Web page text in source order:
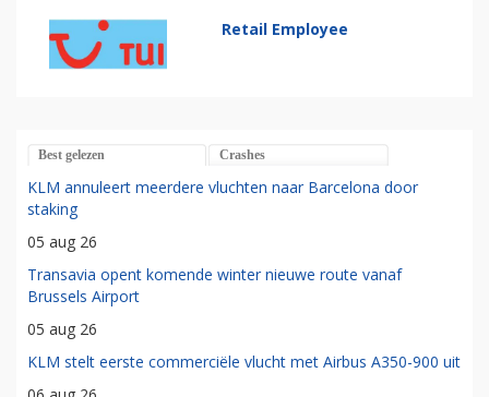
Retail Employee
Best gelezen Crashes
KLM annuleert meerdere vluchten naar Barcelona door
staking
05 aug 26
Transavia opent komende winter nieuwe route vanaf
Brussels Airport
05 aug 26
KLM stelt eerste commerciële vlucht met Airbus A350-900 uit